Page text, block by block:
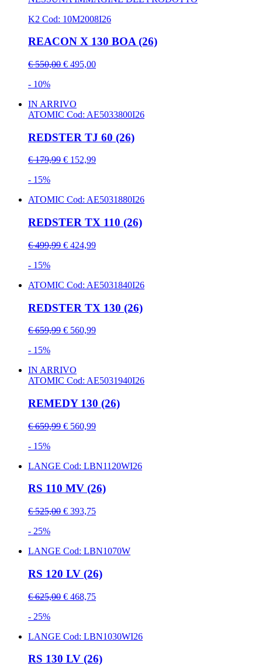
K2 Cod: 10M2008I26
REACON X 130 BOA (26)
€ 550,00 € 495,00
- 10%
IN ARRIVO
ATOMIC Cod: AE5033800I26
REDSTER TJ 60 (26)
€ 179,99 € 152,99
- 15%
ATOMIC Cod: AE5031880I26
REDSTER TX 110 (26)
€ 499,99 € 424,99
- 15%
ATOMIC Cod: AE5031840I26
REDSTER TX 130 (26)
€ 659,99 € 560,99
- 15%
IN ARRIVO
ATOMIC Cod: AE5031940I26
REMEDY 130 (26)
€ 659,99 € 560,99
- 15%
LANGE Cod: LBN1120WI26
RS 110 MV (26)
€ 525,00 € 393,75
- 25%
LANGE Cod: LBN1070W
RS 120 LV (26)
€ 625,00 € 468,75
- 25%
LANGE Cod: LBN1030WI26
RS 130 LV (26)